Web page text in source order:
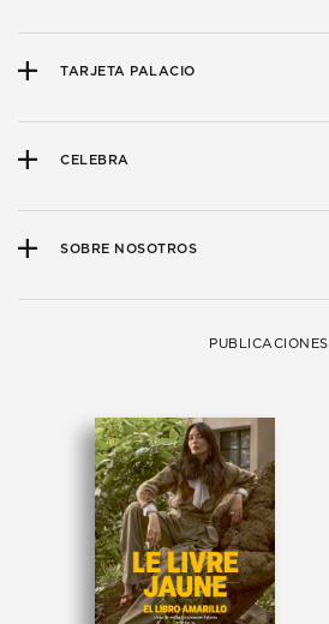
TARJETA PALACIO
CELEBRA
SOBRE NOSOTROS
PUBLICACIONES